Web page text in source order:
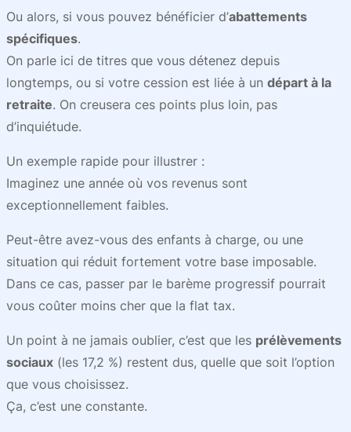
Ou alors, si vous pouvez bénéficier d’abattements
spécifiques.
On parle ici de titres que vous détenez depuis
longtemps, ou si votre cession est liée à un départ à la
retraite. On creusera ces points plus loin, pas
d’inquiétude.
Un exemple rapide pour illustrer :
Imaginez une année où vos revenus sont
exceptionnellement faibles.
Peut-être avez-vous des enfants à charge, ou une
situation qui réduit fortement votre base imposable.
Dans ce cas, passer par le barème progressif pourrait
vous coûter moins cher que la flat tax.
Un point à ne jamais oublier, c’est que les prélèvements
sociaux (les 17,2 %) restent dus, quelle que soit l’option
que vous choisissez.
Ça, c’est une constante.